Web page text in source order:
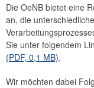
Die OeNB bietet eine
an, die
Sie unter folgendem
(PDF, 0,1 MB).
Wir möchten dabei